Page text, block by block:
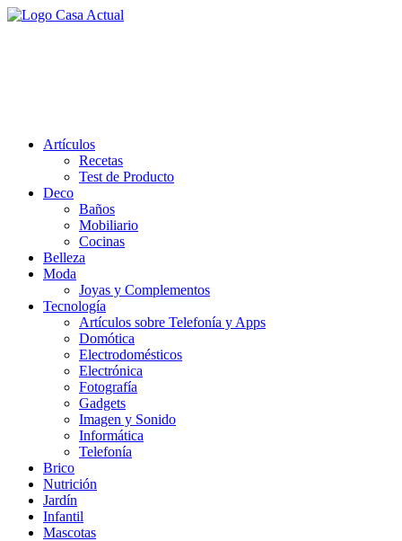
Saltar
Artículos
Recetas
Test de Producto
Deco
Baños
Mobiliario
Cocinas
Belleza
Moda
Joyas y Complementos
Tecnología
Artículos sobre Telefonía y Apps
Domótica
Electrodomésticos
Electrónica
Fotografía
Gadgets
Imagen y Sonido
Informática
Telefonía
Brico
Nutrición
Jardín
Infantil
Mascotas